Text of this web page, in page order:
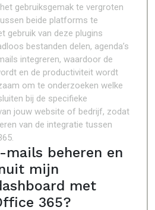
gebruiksgemak te vergroten
beide platforms te
gebruik van deze plugins
bestanden delen, agenda’s
integreren, waardoor de
en de productiviteit wordt
om te onderzoeken welke
bij de specifieke
jouw website of bedrijf, zodat
van de integratie tussen
mails beheren en
mijn
met
365?